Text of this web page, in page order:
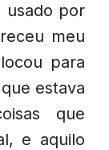
usado por
meu
para
estava
que
e aquilo